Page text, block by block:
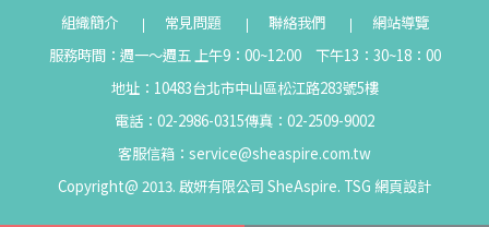
組織簡介 常見問題 聯絡我們
網站導覽
服務時間：週一～週五 上午9：00~12:00 下午13：30~18：00
地址：10483台北市中山區松江路283號5樓
電話：02-2986-0315傳真：02-2509-9002
客服信箱： service@sheaspire.com.tw
Copyright@ 2013. 啟妍有限公司 SheAspire. TSG 網頁設計